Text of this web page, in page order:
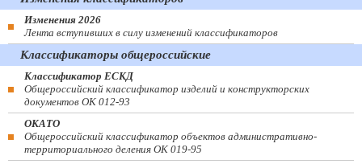
Изменения 2026
Лента вступивших в силу изменений классификаторов
Классификаторы общероссийские
Классификатор ЕСКД
Общероссийский классификатор изделий и конструкторских
документов ОК 012-93
ОКАТО
Общероссийский классификатор объектов административно-
территориального деления ОК 019-95